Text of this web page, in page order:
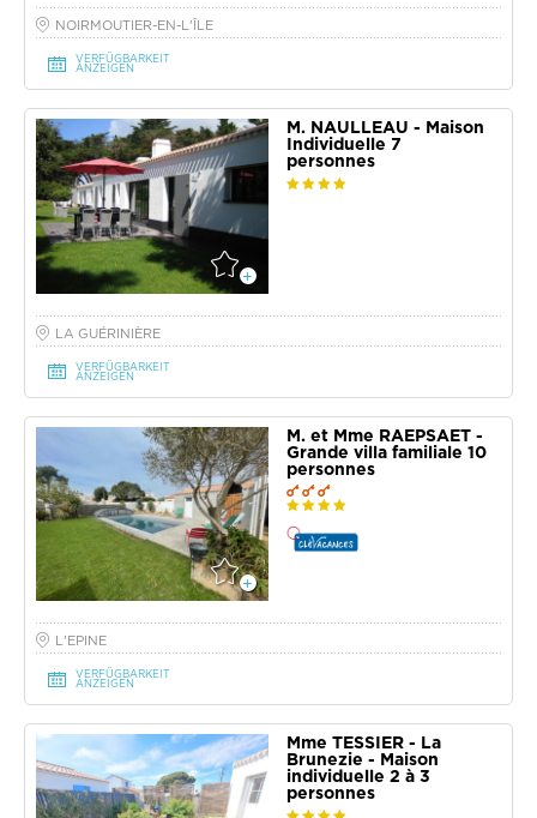
NOIRMOUTIER-EN-L'ÎLE
VERFÜGBARKEIT
ANZEIGEN
M. NAULLEAU - Maison
Individuelle 7
personnes
LA GUÉRINIÈRE
VERFÜGBARKEIT
ANZEIGEN
M. et Mme RAEPSAET -
Grande villa familiale 10
personnes
L'EPINE
VERFÜGBARKEIT
ANZEIGEN
Mme TESSIER - La
Brunezie - Maison
individuelle 2 à 3
personnes